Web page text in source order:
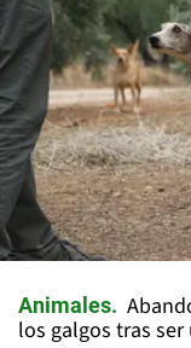
Animales
los galgos tras